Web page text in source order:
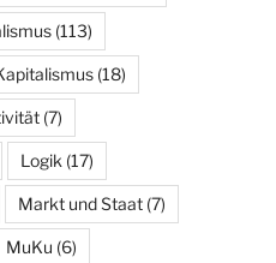
(113)
(18)
(7)
Logik (17)
Markt und Staat(7)
MuKu (6)